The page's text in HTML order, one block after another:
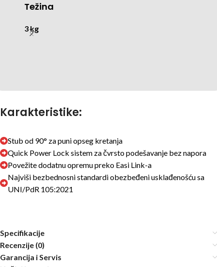
Težina
3 kg
Karakteristike:
Stub od 90° za puni opseg kretanja
Quick Power Lock sistem za čvrsto podešavanje bez napora
Povežite dodatnu opremu preko Easi Link-a
Najviši bezbednosni standardi obezbeđeni usklađenošću sa
UNI/PdR 105:2021
Specifikacije
Recenzije (0)
Garancija i Servis